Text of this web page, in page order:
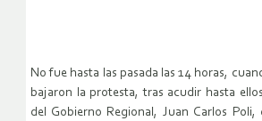
No fue hasta las pasada las 14 horas,
bajaron la protesta, tras acudir hasta
del Gobierno Regional, Juan Carlos